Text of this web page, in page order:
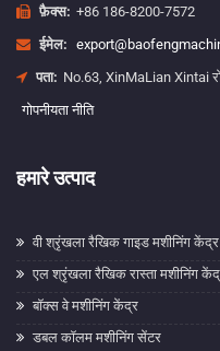
फ़ैक्स: +86 186-8200-7572
ईमेल:
पता: No.63, XinMaLian Xintai
गोपनीयता नीति
हमारे उत्पाद
वी श्रृंखला रैखिक गाइड मशीनिंग केंद्र
एल श्रृंखला रैखिक रास्ता मशीनिंग
बॉक्स वे मशीनिंग केंद्र
डबल कॉलम मशीनिंग सेंटर